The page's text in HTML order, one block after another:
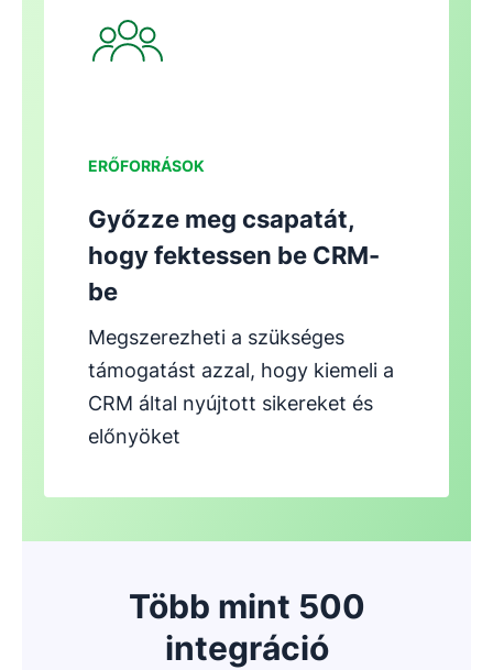
ERŐFORRÁSOK
Győzze meg csapatát,
hogy fektessen be CRM-
be
Megszerezheti a szükséges
támogatást azzal, hogy kiemeli a
CRM által nyújtott sikereket és
előnyöket
Több mint 500
integráció